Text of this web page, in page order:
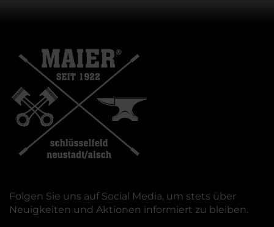
Folgen Sie uns auf Social Media, um stets über
Neuigkeiten und Aktionen informiert zu bleiben.